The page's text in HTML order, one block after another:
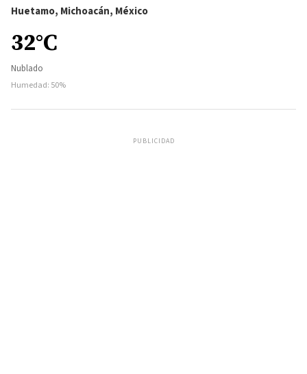
Huetamo, Michoacán, México
32°C
Nublado
Humedad: 50%
PUBLICIDAD